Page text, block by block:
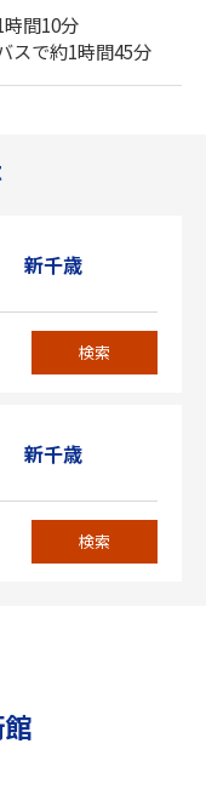
間10分
スで約1時間45分
新千歳
検索
新千歳
検索